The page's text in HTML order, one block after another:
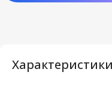
Характеристики